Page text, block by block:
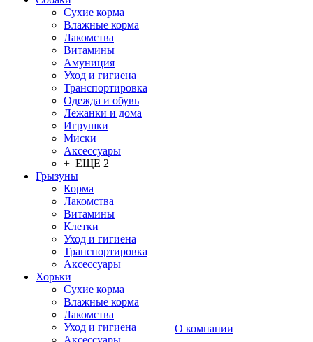
Сухие корма
Влажные корма
Лакомства
Витамины
Амуниция
Уход и гигиена
Транспортировка
Одежда и обувь
Лежанки и дома
Игрушки
Миски
Аксессуары
+ ЕЩЕ 2
Грызуны
Корма
Лакомства
Витамины
Клетки
Уход и гигиена
Транспортировка
Аксессуары
Хорьки
Сухие корма
Влажные корма
Лакомства
Уход и гигиена
Аксессуары
О компании